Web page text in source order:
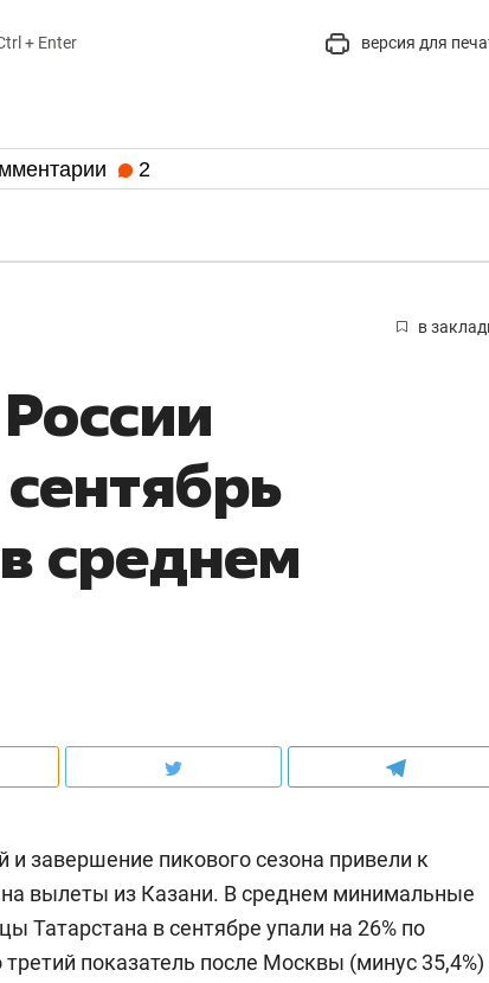
+ Enter версия для
2
в
среднем
завершение пикового сезона привели к
вылеты из Казани. В среднем минимальные
Татарстана в сентябре упали на 26% по
показатель после Москвы (минус 35,4%)